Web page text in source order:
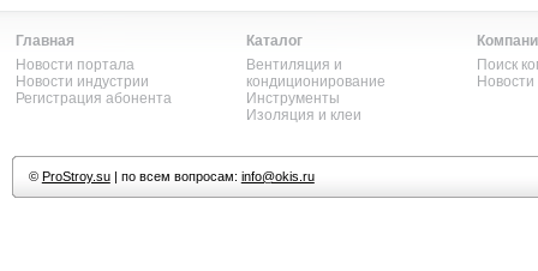
Главная
Новости портала
Новости индустрии
Регистрация абонента
Каталог
Вентиляция и
кондиционирование
Инструменты
Изоляция и клеи
Поиск
© ProStroy.su| по всем вопросам: info@okis.ru